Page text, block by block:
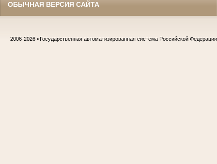
ОБЫЧНАЯ ВЕРСИЯ САЙТА
2006-2026 «Государственная автоматизированная система Российской